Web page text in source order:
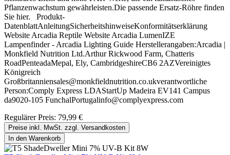
Pflanzenwachstum gewährleisten.Die passende Ersatz-Röhre finden
Sie hier. Produkt-
DatenblattAnleitungSicherheitshinweiseKonformitätserklärung
Website Arcadia Reptile Website Arcadia LumenIZE
Lampenfinder - Arcadia Lighting Guide Herstellerangaben:Arcadia |
Monkfield Nutrition Ltd.Arthur Rickwood Farm, Chatteris
RoadPenteadaMepal, Ely, CambridgeshireCB6 2AZVereinigtes
Königreich
Großbritanniensales@monkfieldnutrition.co.ukverantwortliche
Person:Comply Express LDAStartUp Madeira EV141 Campus
da9020-105 FunchalPortugalinfo@complyexpress.com
Regulärer Preis: 79,99 €
Preise inkl. MwSt. zzgl. Versandkosten
In den Warenkorb